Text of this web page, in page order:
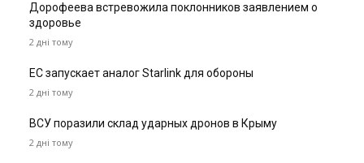
Дорофеева встревожила поклонников заявлением о
здоровье
2 дні тому
ЕС запускает аналог Starlink для обороны
2 дні тому
ВСУ поразили склад ударных дронов в Крыму
2 дні тому